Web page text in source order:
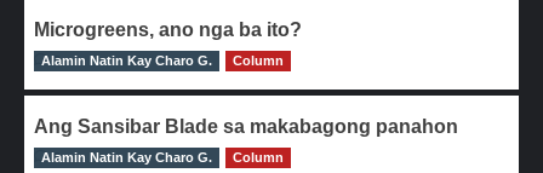
Microgreens, ano nga ba ito?
0
Alamin Natin Kay Charo G. Column
Ang Sansibar Blade sa makabagong panahon
0
Alamin Natin Kay Charo G. Column